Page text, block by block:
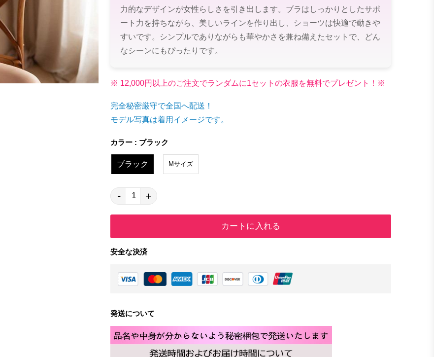
力的なデザインが女性らしさを引き出します。ブラはしっかりとしたサポ
ート力を持ちながら、美しいラインを作り出し、ショーツは快適で動きや
すいです。シンプルでありながらも華やかさを兼ね備えたセットで、どん
なシーンにもぴったりです。
※ 12,000円以上のご注文でランダムに1セットの衣服を無料でプレゼント！※
完全秘密厳守で全国へ配送！
モデル写真は着用イメージです。
カラー : ブラック
ブラック Mサイズ
- +
カートに入れる
安全な決済
発送について